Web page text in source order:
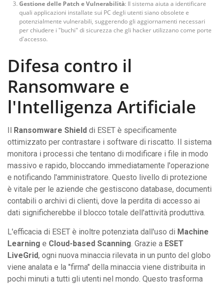
Gestione delle Patch e Vulnerabilità: Il sistema aiuta a identificare
quali applicazioni installate sui PC degli utenti siano obsolete e
potenzialmente vulnerabili, suggerendo gli aggiornamenti necessari
per chiudere i "buchi" di sicurezza che gli hacker utilizzano come porte
d'accesso.
Difesa contro il
Ransomware e
l'Intelligenza Artificiale
Il Ransomware Shield di ESET è specificamente
ottimizzato per contrastare i software di riscatto. Il sistema
monitora i processi che tentano di modificare i file in modo
massivo e rapido, bloccando immediatamente l'operazione
e notificando l'amministratore. Questo livello di protezione
è vitale per le aziende che gestiscono database, documenti
contabili o archivi di clienti, dove la perdita di accesso ai
dati significherebbe il blocco totale dell'attività produttiva.
L'efficacia di ESET è inoltre potenziata dall'uso di Machine
Learning e Cloud-based Scanning. Grazie a ESET
LiveGrid, ogni nuova minaccia rilevata in un punto del globo
viene analata e la "firma" della minaccia viene distribuita in
pochi minuti a tutti gli utenti nel mondo. Questo trasforma